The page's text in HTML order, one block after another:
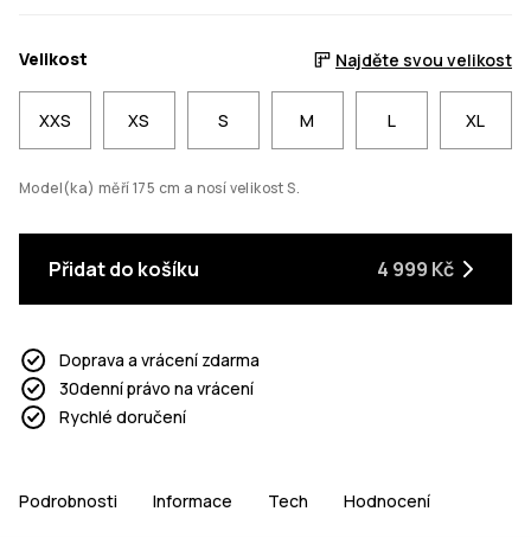
Velikost Najděte svou velikost
XXS XS S M L XL
Model(ka) měří 175 cm a nosí velikost S.
Přidat do košíku 4 999 Kč
Doprava a vrácení zdarma
30denní právo na vrácení
Rychlé doručení
Podrobnosti Informace Tech Hodnocení